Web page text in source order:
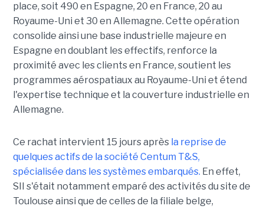
place, soit 490 en Espagne, 20 en France, 20 au
Royaume-Uni et 30 en Allemagne. Cette opération
consolide ainsi une base industrielle majeure en
Espagne en doublant les effectifs, renforce la
proximité avec les clients en France, soutient les
programmes aérospatiaux au Royaume-Uni et étend
l'expertise technique et la couverture industrielle en
Allemagne.
Ce rachat intervient 15 jours après la reprise de
quelques actifs de la société Centum T&S,
spécialisée dans les systèmes embarqués. En effet,
SII s'était notamment emparé des activités du site de
Toulouse ainsi que de celles de la filiale belge,